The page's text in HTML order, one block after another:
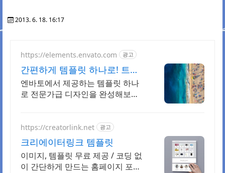
2013. 6. 18. 16:17
https://elements.envato.com 광고
간편하게 템플릿 하나로! 트렌
드를 이끄는 인기 콘텐츠
엔바토에서 제공하는 템플릿 하나
로 전문가급 디자인을 완성해보세
https://creatorlink.net 광고
크리에이터링크 템플릿
이미지, 템플릿 무료 제공 / 코딩 없
이 간단하게 만드는 홈페이지 포트